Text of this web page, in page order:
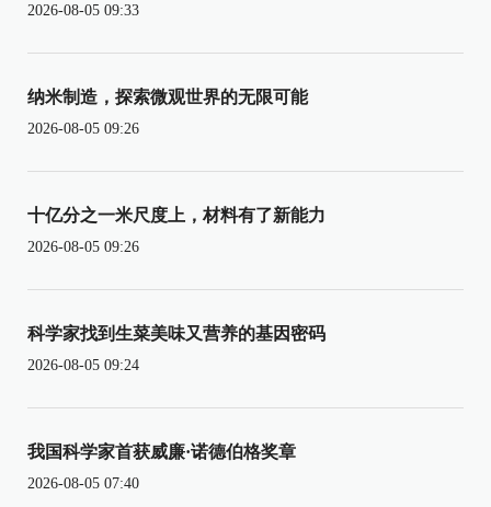
2026-08-05 09:33
纳米制造，探索微观世界的无限可能
2026-08-05 09:26
十亿分之一米尺度上，材料有了新能力
2026-08-05 09:26
科学家找到生菜美味又营养的基因密码
2026-08-05 09:24
我国科学家首获威廉·诺德伯格奖章
2026-08-05 07:40